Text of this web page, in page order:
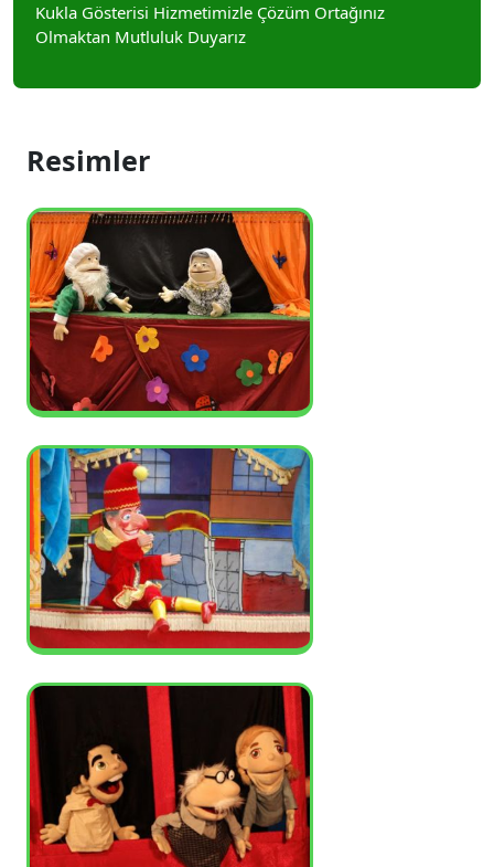
Kukla Gösterisi Hizmetimizle Çözüm Ortağınız
Olmaktan Mutluluk Duyarız
Resimler